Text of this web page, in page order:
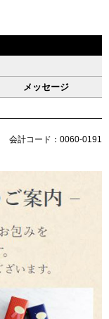
メッセージ
会計コード：0060-0191